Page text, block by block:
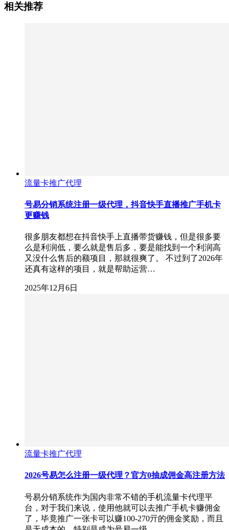
相关推荐
流量卡推广代理
号易分销系统注册一级代理，抖音快手直播推广手机卡
更赚钱
很多朋友都想在抖音快手上直播带货赚钱，但是很多要
么是利润低，要么就是售后多，要是能找到一个利润高
又没什么售后的额项目，那就很爽了。 不过到了2026年
还真有这样的项目，就是帮助运营…
2025年12月6日
流量卡推广代理
2026号易怎么注册一级代理？官方0抽成佣金高注册方法
号易分销系统作为国内非常不错的手机流量卡代理平
台，对于我们来说，使用他就可以去推广手机卡赚佣金
了，毕竟推广一张卡可以赚100-270亓的佣金奖励，而且